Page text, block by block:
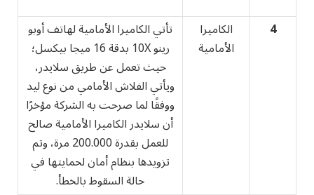
4
الكاميرا
الأمامية
تأتي الكاميرا الأمامية لهاتف أوبو
رينو 10X بدقة 16 ميجا بيكسل؛
حيث تعمل عن طريق سلايدر،
ويأتي الفلاش الأمامي من نوع ليد
ووفقًا لما صرحت به الشركة مؤخرًا
أن سلايدر الكاميرا الأمامية صالح
للعمل بقدرة 200.000 مرة، وتم
تزويدها بنظام أمان لحمايتها في
حالة السقوط بالخطأ.